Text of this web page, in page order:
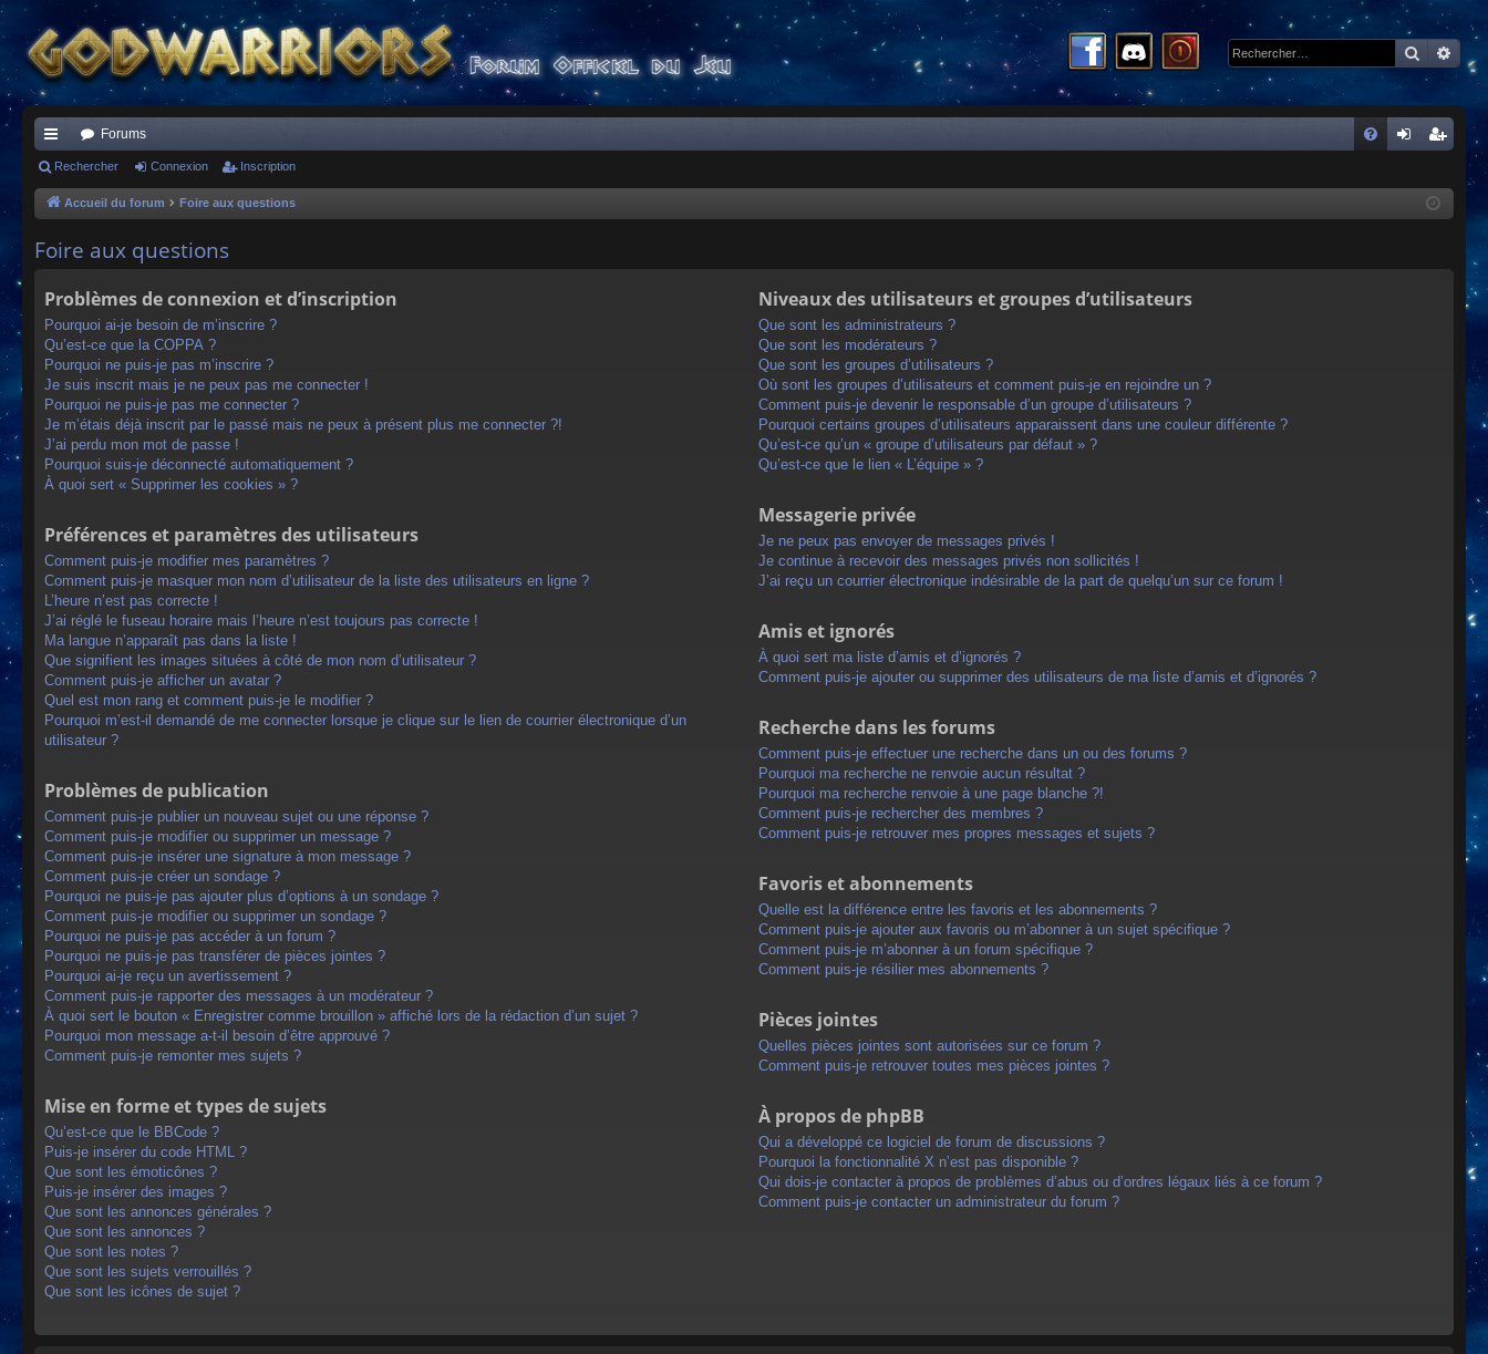
ac
co
s
Forums
cri
Rechercher Connexion Inscription
Accueil du forum Foire aux questions
Foire aux questions
Problèmes de connexion et d’inscription
Pourquoi ai-je besoin de m’inscrire ?
Qu’est-ce que la COPPA ?
Pourquoi ne puis-je pas m’inscrire ?
Je suis inscrit mais je ne peux pas me connecter !
Pourquoi ne puis-je pas me connecter ?
Je m’étais déjà inscrit par le passé mais ne peux à présent plus me connecter ?!
J’ai perdu mon mot de passe !
Pourquoi suis-je déconnecté automatiquement ?
À quoi sert « Supprimer les cookies » ?
Préférences et paramètres des utilisateurs
Comment puis-je modifier mes paramètres ?
Comment puis-je masquer mon nom d’utilisateur de la liste des utilisateurs en ligne ?
L’heure n’est pas correcte !
J’ai réglé le fuseau horaire mais l’heure n’est toujours pas correcte !
Ma langue n’apparaît pas dans la liste !
Que signifient les images situées à côté de mon nom d’utilisateur ?
Comment puis-je afficher un avatar ?
Quel est mon rang et comment puis-je le modifier ?
Pourquoi m’est-il demandé de me connecter lorsque je clique sur le lien de courrier électronique d’un
utilisateur ?
Problèmes de publication
Comment puis-je publier un nouveau sujet ou une réponse ?
Comment puis-je modifier ou supprimer un message ?
Comment puis-je insérer une signature à mon message ?
Comment puis-je créer un sondage ?
Pourquoi ne puis-je pas ajouter plus d’options à un sondage ?
Comment puis-je modifier ou supprimer un sondage ?
Pourquoi ne puis-je pas accéder à un forum ?
Pourquoi ne puis-je pas transférer de pièces jointes ?
Pourquoi ai-je reçu un avertissement ?
Comment puis-je rapporter des messages à un modérateur ?
À quoi sert le bouton « Enregistrer comme brouillon » affiché lors de la rédaction d’un sujet ?
Pourquoi mon message a-t-il besoin d’être approuvé ?
Comment puis-je remonter mes sujets ?
Mise en forme et types de sujets
Qu’est-ce que le BBCode ?
Puis-je insérer du code HTML ?
Que sont les émoticônes ?
Puis-je insérer des images ?
Que sont les annonces générales ?
Que sont les annonces ?
Que sont les notes ?
Que sont les sujets verrouillés ?
Que sont les icônes de sujet ?
Niveaux des utilisateurs et groupes d’utilisateurs
Que sont les administrateurs ?
Que sont les modérateurs ?
Que sont les groupes d’utilisateurs ?
Où sont les groupes d’utilisateurs et comment puis-je en rejoindre un ?
Comment puis-je devenir le responsable d’un groupe d’utilisateurs ?
Pourquoi certains groupes d’utilisateurs apparaissent dans une couleur différente ?
Qu’est-ce qu’un « groupe d’utilisateurs par défaut » ?
Qu’est-ce que le lien « L’équipe » ?
Messagerie privée
Je ne peux pas envoyer de messages privés !
Je continue à recevoir des messages privés non sollicités !
J’ai reçu un courrier électronique indésirable de la part de quelqu’un sur ce forum !
Amis et ignorés
À quoi sert ma liste d’amis et d’ignorés ?
Comment puis-je ajouter ou supprimer des utilisateurs de ma liste d’amis et d’ignorés ?
Recherche dans les forums
Comment puis-je effectuer une recherche dans un ou des forums ?
Pourquoi ma recherche ne renvoie aucun résultat ?
Pourquoi ma recherche renvoie à une page blanche ?!
Comment puis-je rechercher des membres ?
Comment puis-je retrouver mes propres messages et sujets ?
Favoris et abonnements
Quelle est la différence entre les favoris et les abonnements ?
Comment puis-je ajouter aux favoris ou m’abonner à un sujet spécifique ?
Comment puis-je m’abonner à un forum spécifique ?
Comment puis-je résilier mes abonnements ?
Pièces jointes
Quelles pièces jointes sont autorisées sur ce forum ?
Comment puis-je retrouver toutes mes pièces jointes ?
À propos de phpBB
Qui a développé ce logiciel de forum de discussions ?
Pourquoi la fonctionnalité X n’est pas disponible ?
Qui dois-je contacter à propos de problèmes d’abus ou d’ordres légaux liés à ce forum ?
Comment puis-je contacter un administrateur du forum ?